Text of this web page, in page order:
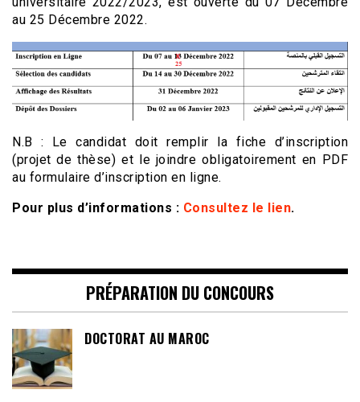
au 25 Décembre 2022.
N.B : Le candidat doit remplir la fiche d’inscription
(projet de thèse) et le joindre obligatoirement en PDF
au formulaire d’inscription en ligne.
Pour plus d’informations : Consultez le lien.
PRÉPARATION DU CONCOURS
DOCTORAT AU MAROC